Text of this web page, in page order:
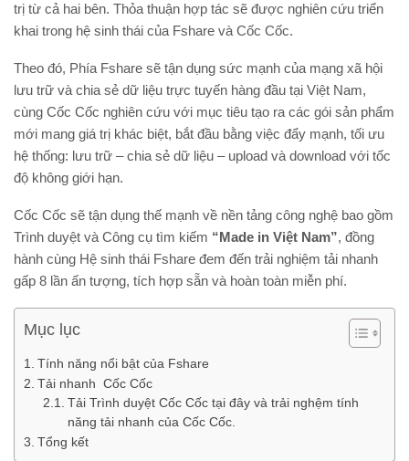
trị từ cả hai bên. Thỏa thuận hợp tác sẽ được nghiên cứu triển
khai trong hệ sinh thái của Fshare và Cốc Cốc.
Theo đó, Phía Fshare sẽ tận dụng sức mạnh của mạng xã hội
lưu trữ và chia sẻ dữ liệu trực tuyến hàng đầu tại Việt Nam,
cùng Cốc Cốc nghiên cứu với mục tiêu tạo ra các gói sản phẩm
mới mang giá trị khác biệt, bắt đầu bằng việc đẩy mạnh, tối ưu
hệ thống: lưu trữ – chia sẻ dữ liệu – upload và download với tốc
độ không giới hạn.
Cốc Cốc sẽ tận dụng thế mạnh về nền tảng công nghệ bao gồm
Trình duyệt và Công cụ tìm kiếm “Made in Việt Nam”, đồng
hành cùng Hệ sinh thái Fshare đem đến trải nghiệm tải nhanh
gấp 8 lần ấn tượng, tích hợp sẵn và hoàn toàn miễn phí.
Mục lục
Tính năng nổi bật của Fshare
Tải nhanh Cốc Cốc
Tải Trình duyệt Cốc Cốc tại đây và trải nghệm tính
năng tải nhanh của Cốc Cốc.
Tổng kết